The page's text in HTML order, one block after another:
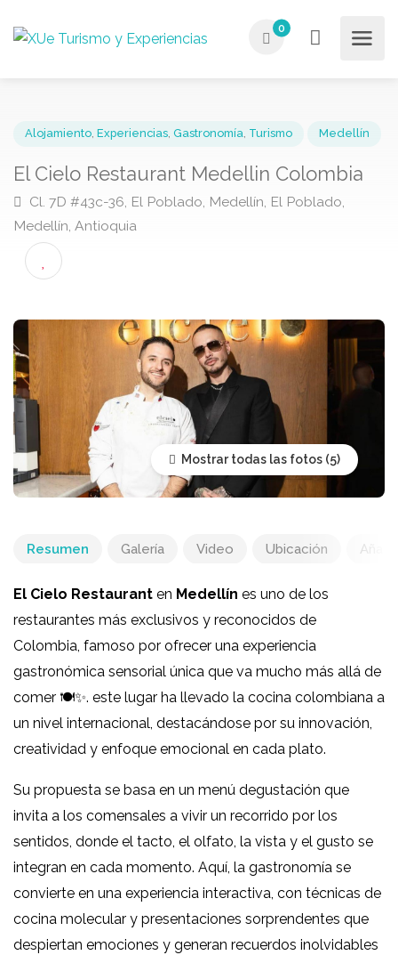
0
El Cielo Restaurant Medellin Colombia
Cl. 7D #43c-36, El Poblado, Medellín, El Poblado,
Medellín, Antioquia
Mostrar todas las fotos
Resumen Galería Video Ubicación
El Cielo Restaurant en Medellín es uno de los
restaurantes más exclusivos y reconocidos de
Colombia, famoso por ofrecer una experiencia
gastronómica sensorial única que va mucho más allá de
comer 🍽️✨. este lugar ha llevado la cocina colombiana a
un nivel internacional, destacándose por su innovación,
creatividad y enfoque emocional en cada plato.
Su propuesta se basa en un menú degustación que
invita a los comensales a vivir un recorrido por los
sentidos, donde el tacto, el olfato, la vista y el gusto se
integran en cada momento. Aquí, la gastronomía se
convierte en una experiencia interactiva, con técnicas de
cocina molecular y presentaciones sorprendentes que
despiertan emociones y generan recuerdos inolvidables